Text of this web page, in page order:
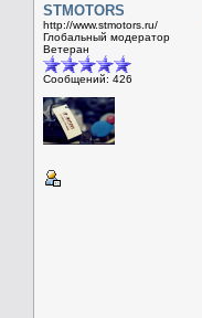
STMOTORS
http://www.stmotors.ru/
Глобальный модератор
Ветеран
Сообщений: 426